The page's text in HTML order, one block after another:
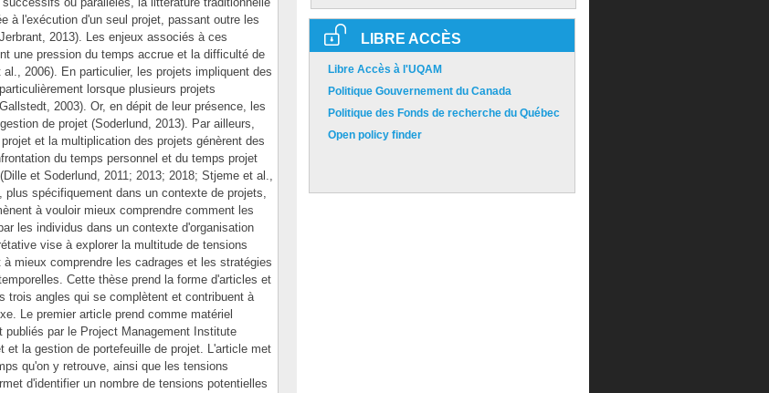
à l'exécution d'un seul projet, passant outre les
2013). Les enjeux associés à ces
une pression du temps accrue et la difficulté de
2006). En particulier, les projets impliquent des
lorsque plusieurs projets
2003). Or, en dépit de leur présence, les
de projet (Soderlund, 2013). Par ailleurs,
et la multiplication des projets génèrent des
du temps personnel et du temps projet
et Soderlund, 2011; 2013; 2018; Stjeme et al.,
spécifiquement dans un contexte de projets,
à vouloir mieux comprendre comment les
les individus dans un contexte d'organisation
vise à explorer la multitude de tensions
mieux comprendre les cadrages et les stratégies
Cette thèse prend la forme d'articles et
trois angles qui se complètent et contribuent à
Le premier article prend comme matériel
par le Project Management Institute
la gestion de portefeuille de projet. L'article met
qu'on y retrouve, ainsi que les tensions
d'identifier un nombre de tensions potentielles
LIBRE ACCÈS
Libre Accès à l'UQAM
Politique Gouvernement du Canada
Politique des Fonds de recherche du Québec
Open policy finder